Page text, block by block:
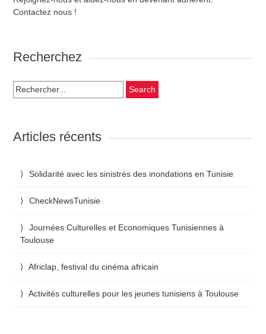
Contactez nous !
Recherchez
Search
for:
Articles récents
Solidarité avec les sinistrés des inondations en Tunisie
CheckNewsTunisie
Journées Culturelles et Economiques Tunisiennes à
Toulouse
Africlap, festival du cinéma africain
Activités culturelles pour les jeunes tunisiens à Toulouse